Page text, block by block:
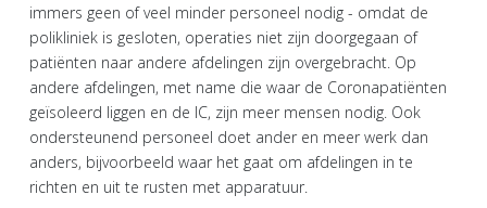
immers geen of veel minder personeel nodig - omdat de
polikliniek is gesloten, operaties niet zijn doorgegaan of
patiënten naar andere afdelingen zijn overgebracht. Op
andere afdelingen, met name die waar de Coronapatiënten
geïsoleerd liggen en de IC, zijn meer mensen nodig. Ook
ondersteunend personeel doet ander en meer werk dan
anders, bijvoorbeeld waar het gaat om afdelingen in te
richten en uit te rusten met apparatuur.